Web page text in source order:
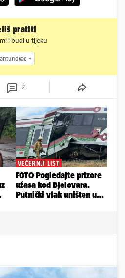
pratiti
i budi u tijeku
antunovac
2